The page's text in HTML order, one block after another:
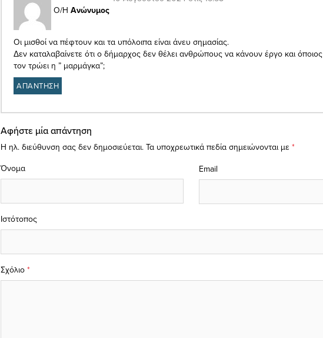
Ο/Η Ανώνυμος
Οι μισθοί να πέφτουν και τα υπόλοιπα είναι άνευ σημασίας.
Δεν καταλαβαίνετε ότι ο δήμαρχος δεν θέλει ανθρώπους να κάνουν έργο και όποιος
τον τρώει η ” μαρμάγκα”;
ΑΠΑΝΤΗΣΗ
Αφήστε μία απάντηση
Η ηλ. διεύθυνση σας δεν δημοσιεύεται. Τα υποχρεωτικά πεδία σημειώνονται με *
Σχόλιο *
Όνομα Email
Ιστότοπος